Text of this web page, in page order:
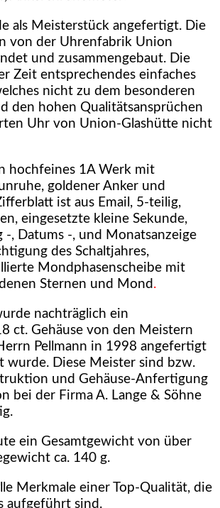
als Meisterstück angefertigt. Die
von der Uhrenfabrik Union
und zusammengebaut. Die
Zeit entsprechendes einfaches
nicht zu dem besonderen
den hohen Qualitätsansprüchen
Uhr von Union-Glashütte nicht
hochfeines 1A Werk mit
goldener Anker und
ist aus Email, 5-teilig,
eingesetzte kleine Sekunde,
-, Datums -, und Monatsanzeige
des Schaltjahres,
Mondphasenscheibe mit
Sternen und Mond .
nachträglich ein
ct. Gehäuse von den Meistern
Pellmann in 1998 angefertigt
wurde. Diese Meister sind bzw.
und Gehäuse-Anfertigung
bei der Firma A. Lange & Söhne
ein Gesamtgewicht von über
ca. 140 g.
Merkmale einer Top-Qualität, die
aufgeführt sind.